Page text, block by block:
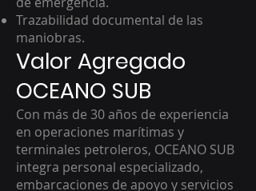
Trazabilidad documental de las
maniobras.
Valor Agregado
OCEANO SUB
Con más de 30 años de experiencia
en operaciones marítimas y
terminales petroleros, OCEANO SUB
integra personal especializado,
embarcaciones de apoyo y servicios